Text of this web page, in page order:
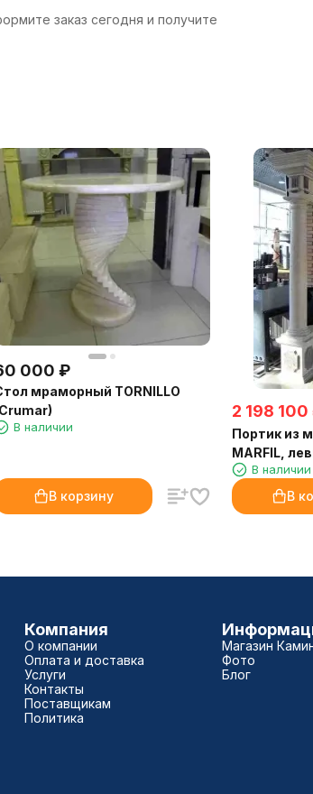
заказ сегодня и получите
000 ₽
мраморный TORNILLO
В наличии
В корзину
2 198 100
Портик из
MARFIL,
(Crumar)
В наличии
В
Компания
О компании
Оплата и доставка
Услуги
Контакты
Поставщикам
Политика
Магазин
Фото
Блог